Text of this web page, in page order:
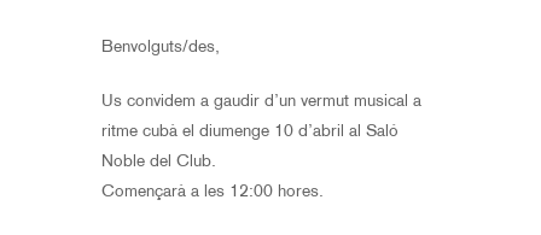
Benvolguts/des,
Us convidem a gaudir d’un vermut musical a
ritme cubà el diumenge 10 d’abril al Saló
Noble del Club.
Començarà a les 12:00 hores.